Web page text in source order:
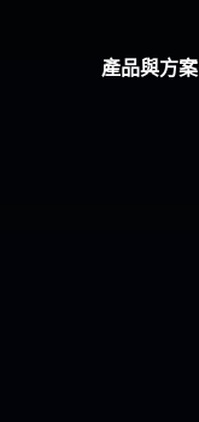
產品與方案